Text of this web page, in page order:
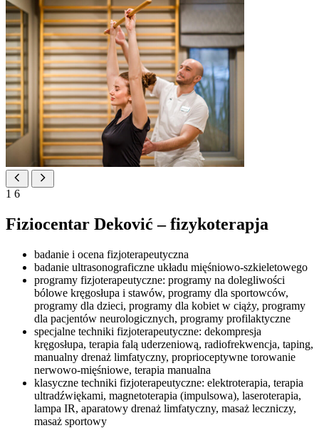
1 6
Fiziocentar Deković – fizykoterapja
badanie i ocena fizjoterapeutyczna
badanie ultrasonograficzne układu mięśniowo-szkieletowego
programy fizjoterapeutyczne: programy na dolegliwości
bólowe kręgosłupa i stawów, programy dla sportowców,
programy dla dzieci, programy dla kobiet w ciąży, programy
dla pacjentów neurologicznych, programy profilaktyczne
specjalne techniki fizjoterapeutyczne: dekompresja
kręgosłupa, terapia falą uderzeniową, radiofrekwencja, taping,
manualny drenaż limfatyczny, proprioceptywne torowanie
nerwowo-mięśniowe, terapia manualna
klasyczne techniki fizjoterapeutyczne: elektroterapia, terapia
ultradźwiękami, magnetoterapia (impulsowa), laseroterapia,
lampa IR, aparatowy drenaż limfatyczny, masaż leczniczy,
masaż sportowy